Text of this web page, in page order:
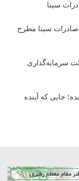
سینا
سینا مطرح
سرمایه‌گذاری
جایی که آینده